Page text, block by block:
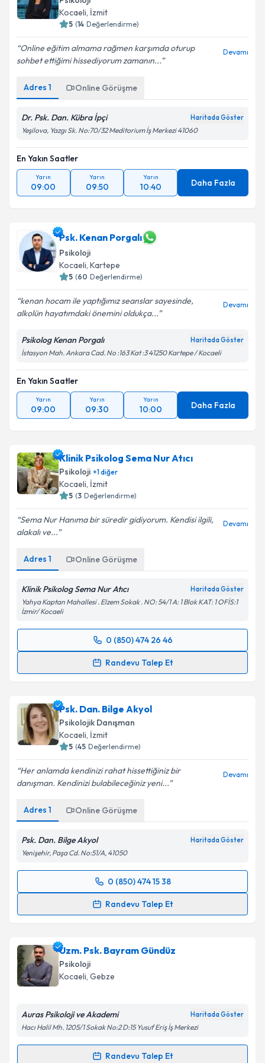
Kocaeli, İzmit
5 (14 Değerlendirme)
Online eğitim almama rağmen karşımda oturup
sohbet ettiğimi hissediyorum zamanın...
Devamı
Adres 1 Online Görüşme
Dr. Psk. Dan. Kübra İpçi Haritada Göster
Yeşilova, Yazgı Sk. No:70/32 Meditorium İş Merkezi 41060
En Yakın Saatler
Yarın
09:00
Yarın
09:50
Yarın
10:40 Daha Fazla
Psk. Kenan Porgalı
Psikoloji
Kocaeli, Kartepe
5 (60 Değerlendirme)
kenan hocam ile yaptığımız seanslar sayesinde,
alkolün hayatımdaki önemini oldukça...
Devamı
Psikolog Kenan Porgalı Haritada Göster
İstasyon Mah. Ankara Cad. No :163 Kat :3 41250 Kartepe / Kocaeli
En Yakın Saatler
Yarın
09:00
Yarın
09:30
Yarın
10:00 Daha Fazla
Klinik Psikolog Sema Nur Atıcı
Psikoloji +1diğer
Kocaeli, İzmit
5 (3 Değerlendirme)
Sema Nur Hanıma bir süredir gidiyorum. Kendisi ilgili,
alakalı ve...
Devamı
Adres 1 Online Görüşme
Klinik Psikolog Sema Nur Atıcı Haritada Göster
Yahya Kaptan Mahallesi . Elzem Sokak . NO: 54/1 A: 1 Blok KAT: 1 OFİS:1
İzmir/ Kocaeli
0 (850) 474 26 46
Randevu Talep Et
Randevu Takvimi Talebi
için bir takvim hazırlandığında e-posta ile
bilgilendireceğiz.
E-posta Adresiniz
Metni'ni okudum ve kişisel verilerimin belirtilen
Psk. Dan. Bilge Akyol
Psikolojik Danışman
Kocaeli, İzmit
5 (45 Değerlendirme)
Her anlamda kendinizi rahat hissettiğiniz bir
danışman. Kendinizi bulabileceğiniz yeni...
Devamı
Adres 1 Online Görüşme
Psk. Dan. Bilge Akyol Haritada Göster
Yenişehir, Paşa Cd. No:51/A, 41050
0 (850) 474 15 38
Randevu Talep Et
Randevu Takvimi Talebi
takvim hazırlandığında e-posta ile bilgilendireceğiz.
E-posta Adresiniz
Kişisel verilerimin işlenmesine ilişkinAydınlatma
Metni'ni okudum ve kişisel verilerimin belirtilen
kapsamda işlenmesini kabul ediyorum.
Uzm. Psk. Bayram Gündüz
Psikoloji
Kocaeli, Gebze
Auras Psikoloji ve Akademi Haritada Göster
Hacı Halil Mh. 1205/1 Sokak No:2 D:15 Yusuf Eriş İş Merkezi
Randevu Talep Et